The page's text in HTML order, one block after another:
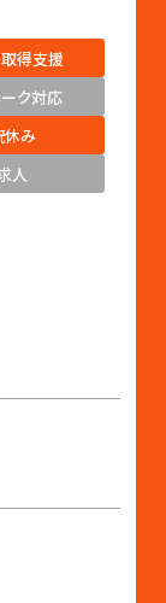
得支援
ーク対応
休み
人